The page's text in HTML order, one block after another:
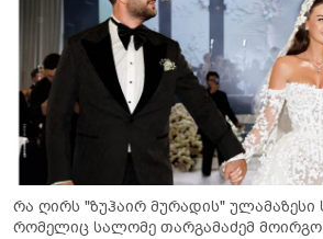
რა ღირს "ზუჰაირ მურადის" ულამაზესი საქორწინო კაბა,
რომელიც სალომე თარგამაძემ მოირგო